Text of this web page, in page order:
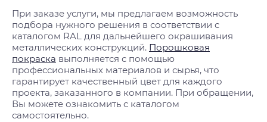
При заказе услуги, мы предлагаем возможность
подбора нужного решения в соответствии с
каталогом RAL для дальнейшего окрашивания
металлических конструкций. Порошковая
покраска выполняется с помощью
профессиональных материалов и сырья, что
гарантирует качественный цвет для каждого
проекта, заказанного в компании. При обращении,
Вы можете ознакомить с каталогом
самостоятельно.